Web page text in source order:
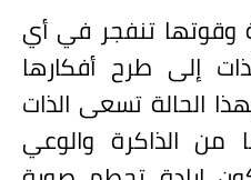
وقوتها تنفجر في أي
إلى طرح أفكارها
الحالة تسعى الذات
الذاكرة والوعي